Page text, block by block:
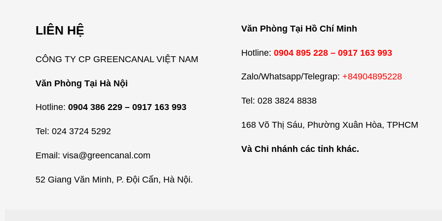
LIÊN HỆ
CÔNG TY CP GREENCANAL VIỆT NAM
Văn Phòng Tại Hà Nội
Hotline: 0904 386 229 – 0917 163 993
Tel: 024 3724 5292
Email: visa@greencanal.com
52 Giang Văn Minh, P. Đội Cấn, Hà Nội.
Văn Phòng Tại Hồ Chí Minh
Hotline: 0904 895 228 – 0917 163 993
Zalo/Whatsapp/Telegrap: +84904895228
Tel: 028 3824 8838
168 Võ Thị Sáu, Phường Xuân Hòa, TPHCM
Và Chi nhánh các tỉnh khác.